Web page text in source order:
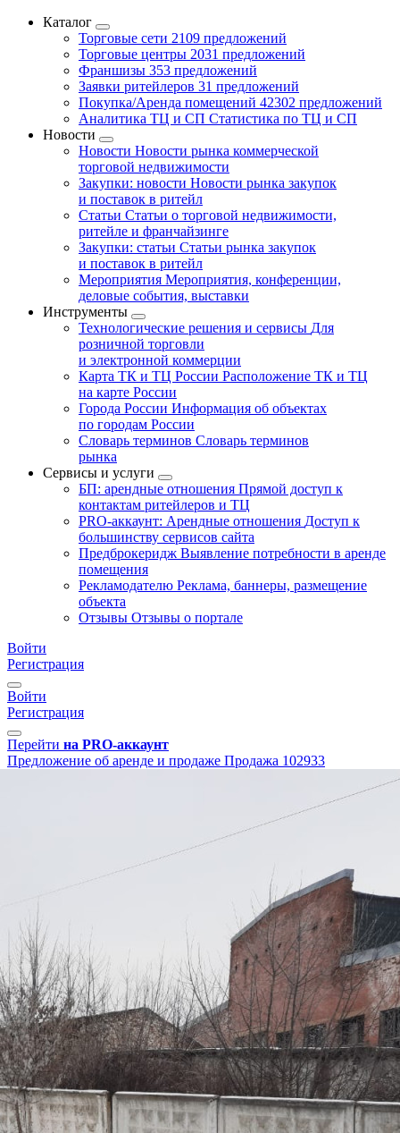
Каталог
Торговые сети 2109 предложений
Торговые центры 2031 предложений
Франшизы 353 предложений
Заявки ритейлеров 31 предложений
Покупка/Аренда помещений 42302 предложений
Аналитика ТЦ и СП Статистика по ТЦ и СП
Новости
Новости Новости рынка коммерческой
торговой недвижимости
Закупки: новости Новости рынка закупок
и поставок в ритейл
Статьи Статьи о торговой недвижимости,
ритейле и франчайзинге
Закупки: статьи Статьи рынка закупок
и поставок в ритейл
Мероприятия Мероприятия, конференции,
деловые события, выставки
Инструменты
Технологические решения и сервисы Для
розничной торговли
и электронной коммерции
Карта ТК и ТЦ России Расположение ТК и ТЦ
на карте России
Города России Информация об объектах
по городам России
Словарь терминов Словарь терминов
рынка
Сервисы и услуги
БП: арендные отношения Прямой доступ к
контактам ритейлеров и ТЦ
PRO-аккаунт: Арендные отношения Доступ к
большинству сервисов сайта
Предброкеридж Выявление потребности в аренде
помещения
Рекламодателю Реклама, баннеры, размещение
объекта
Отзывы Отзывы о портале
Войти
Регистрация
Войти
Регистрация
Перейти на PRO-аккаунт
Предложение об аренде и продаже Продажа 102933